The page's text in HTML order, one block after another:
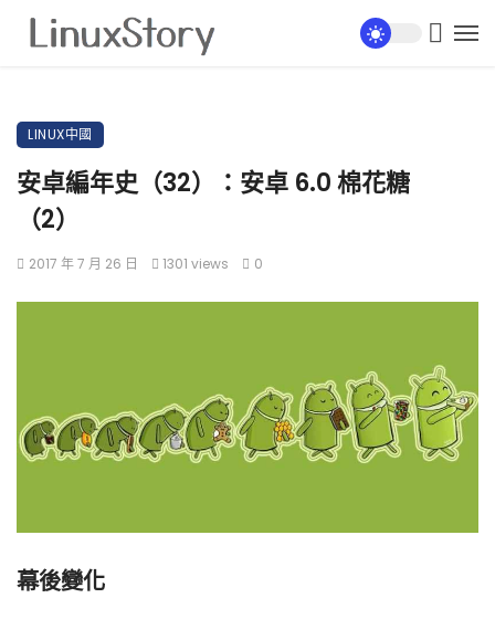
LINUX中國
安卓編年史（32）：安卓 6.0 棉花糖
（2）
2017 年 7 月 26 日 1301 views 0
幕後變化